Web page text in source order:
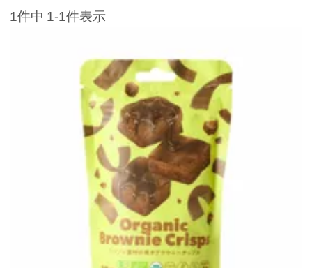
1件中 1-1件表示